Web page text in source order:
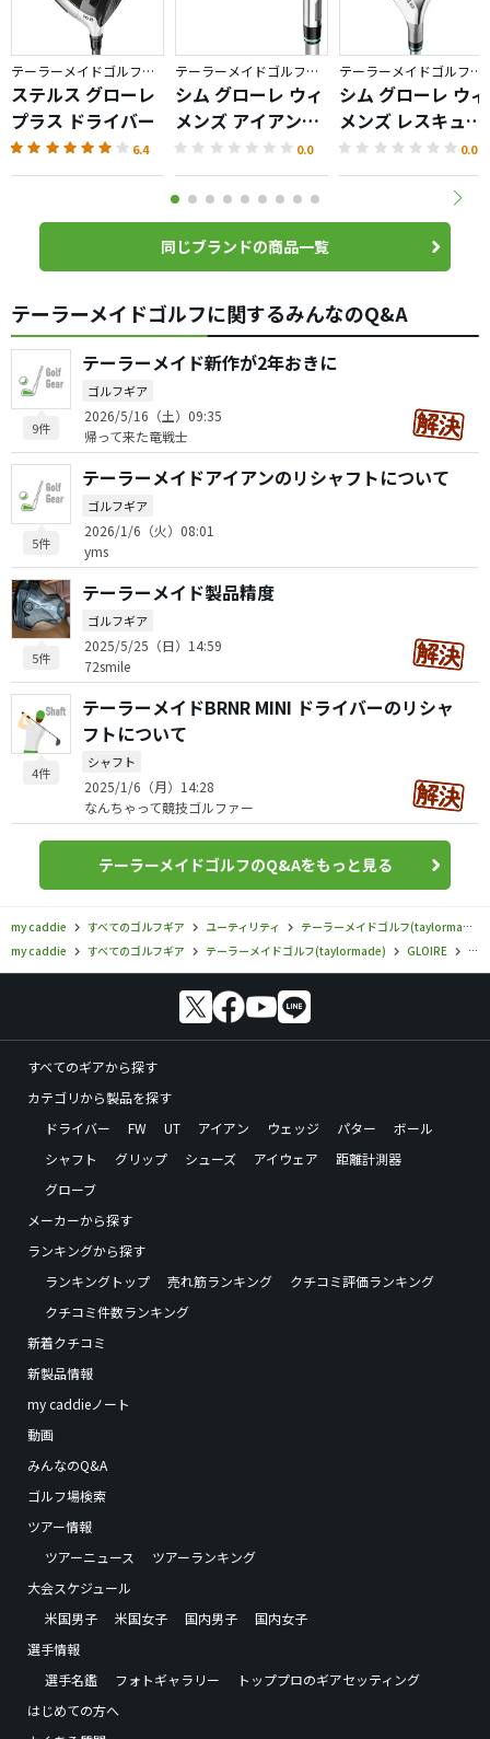
テーラーメイドゴルフ／GLOIRE
ステルス グローレ
プラス ドライバー
6.4
テーラーメイドゴルフ／GLOIRE
シム グローレ ウィ
メンズ アイアン
（2022）
0.0
テーラーメイドゴルフ／GLOIRE
シム グローレ ウィ
メンズ レスキュー
（2022）
0.0
同じブランドの商品一覧
テーラーメイドゴルフに関するみんなのQ&A
9件
テーラーメイド新作が2年おきに
ゴルフギア
2026/5/16（土）09:35
帰って来た竜戦士
5件
テーラーメイドアイアンのリシャフトについて
ゴルフギア
2026/1/6（火）08:01
yms
5件
テーラーメイド製品精度
ゴルフギア
2025/5/25（日）14:59
72smile
4件
テーラーメイドBRNR MINI ドライバーのリシャ
フトについて
シャフト
2025/1/6（月）14:28
なんちゃって競技ゴルファー
テーラーメイドゴルフのQ&Aをもっと見る
my caddie すべてのゴルフギア ユーティリティ
テーラーメイドゴルフ(taylormade)
my caddie
すべてのゴルフギア テーラーメイドゴルフ(taylormade) GLOIRE テ
すべてのギアから探す
カテゴリから製品を探す
ドライバー
FW UT アイアン ウェッジ パター
ボール
シャフト
グリップ シューズ アイウェア
距離計測器
グローブ
メーカーから探す
ランキングから探す
ランキングトップ
売れ筋ランキング
クチコミ評価ランキング
クチコミ件数ランキング
新着クチコミ
新製品情報
my caddieノート
動画
みんなのQ&A
ゴルフ場検索
ツアー情報
ツアーニュース
ツアーランキング
大会スケジュール
米国男子
米国女子 国内男子
国内女子
選手情報
選手名鑑
フォトギャラリー
トッププロのギアセッティング
はじめての方へ